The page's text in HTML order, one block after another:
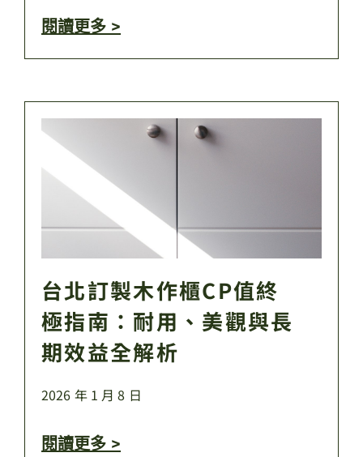
閱讀更多 >
台北訂製木作櫃CP值終
極指南：耐用、美觀與長
期效益全解析
2026 年 1 月 8 日
閱讀更多 >